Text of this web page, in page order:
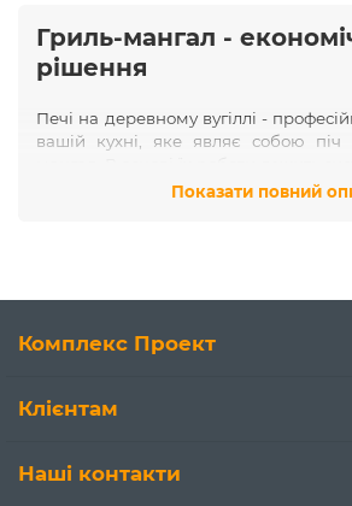
Гриль-мангал -
рішення
Печі на деревному вугіллі -
вашій кухні, яке являє собою піч
тяги. Такі печі на деревному вугіллі
Показати повний
Комплекс Проект
Клієнтам
Наші контакти